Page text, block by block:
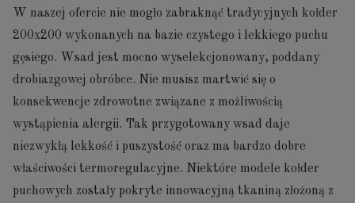
W naszej ofercie nie mogło zabraknąć tradycyjnych kołder
200x200 wykonanych na bazie czystego i lekkiego puchu
gęsiego. Wsad jest mocno wyselekcjonowany, poddany
drobiazgowej obróbce. Nie musisz martwić się o
konsekwencje zdrowotne związane z możliwością
wystąpienia alergii. Tak przygotowany wsad daje
niezwykłą lekkość i puszystość oraz ma bardzo dobre
właściwości termoregulacyjne. Niektóre modele kołder
puchowych zostały pokryte innowacyjną tkaniną złożoną z